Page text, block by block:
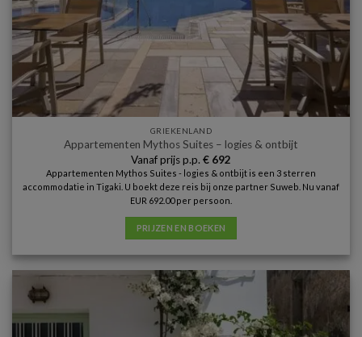
GRIEKENLAND
Appartementen Mythos Suites – logies & ontbijt
Vanaf prijs p.p. € 692
Appartementen Mythos Suites - logies & ontbijt is een 3 sterren
accommodatie in Tigaki. U boekt deze reis bij onze partner Suweb. Nu vanaf
EUR 692.00 per persoon.
PRIJZEN EN BOEKEN